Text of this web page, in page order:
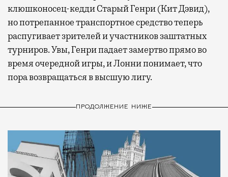
клюшконосец-кедди Старый Генри (Кит Дэвид),
но потрепанное транспортное средство теперь
распугивает зрителей и участников заштатных
турниров. Увы, Генри падает замертво прямо во
время очередной игры, и Лонни понимает, что
пора возвращаться в высшую лигу.
ПРОДОЛЖЕНИЕ НИЖЕ